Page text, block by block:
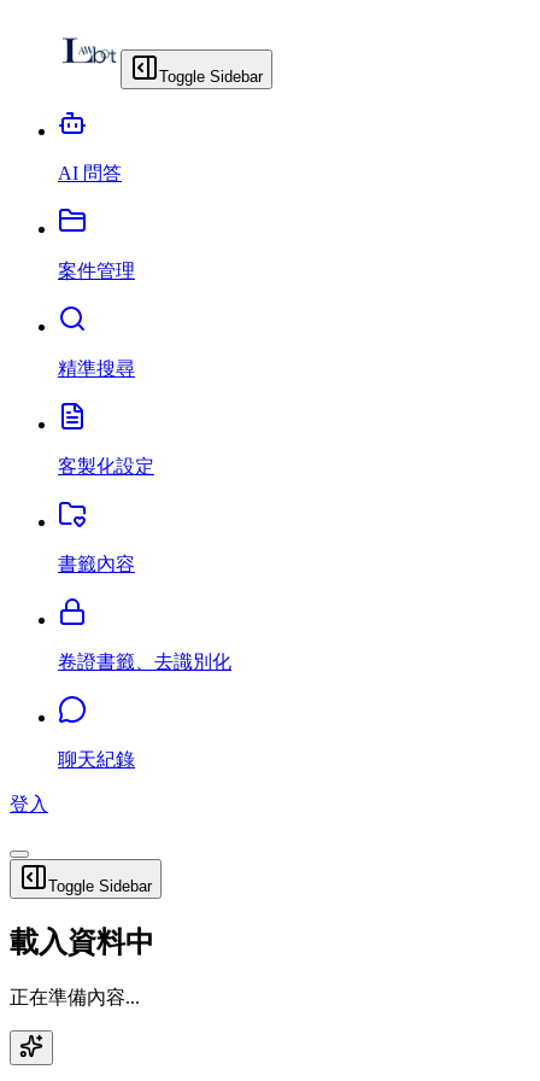
Toggle Sidebar
AI 問答
案件管理
精準搜尋
客製化設定
書籤內容
卷證書籤、去識別化
聊天紀錄
登入
Toggle Sidebar
載入資料中
正在準備內容...